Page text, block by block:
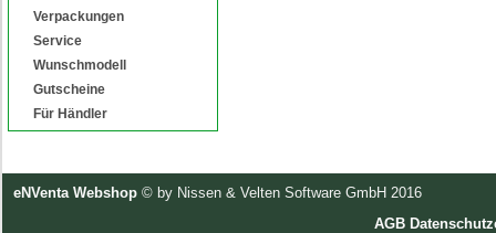
Verpackungen
Service
Wunschmodell
Gutscheine
Für Händler
eNVenta Webshop © by Nissen & Velten Software GmbH 2016
AGB